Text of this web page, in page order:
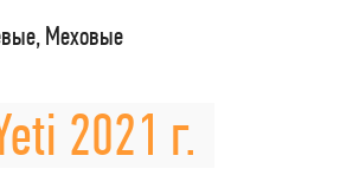
Меховые
2021 г.